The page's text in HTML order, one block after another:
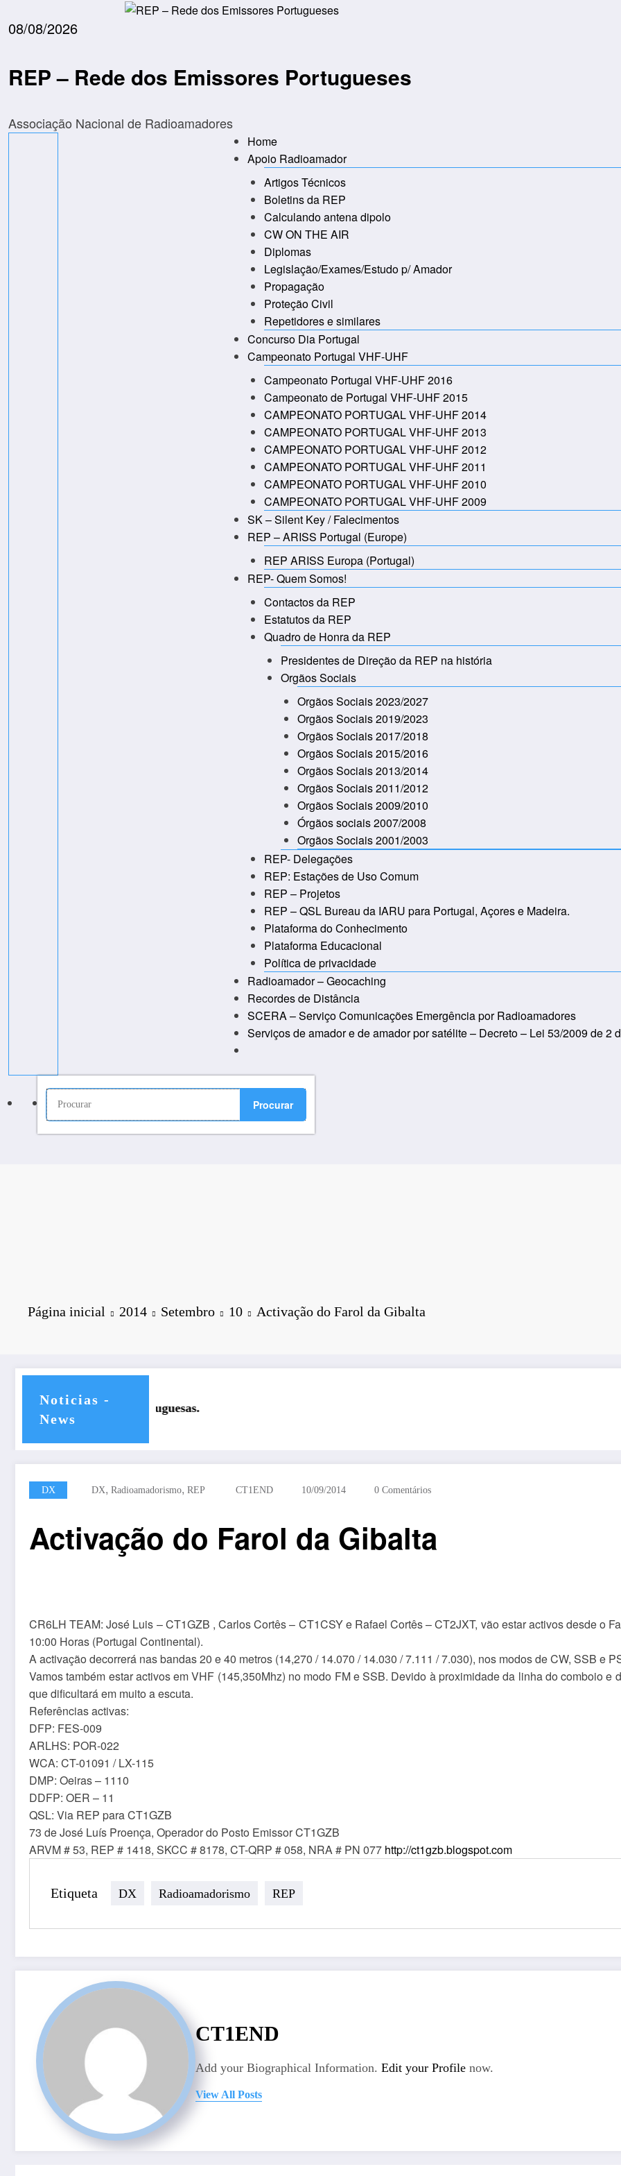
para08/08/2026
REP – Rede dos Emissores Portugueses
Associação Nacional de Radioamadores
Home
Apoio Radioamador
Artigos Técnicos
Boletins da REP
Calculando antena dipolo
CW ON THE AIR
Diplomas
Legislação/Exames/Estudo p/ Amador
Propagação
Proteção Civil
Repetidores e similares
Concurso Dia Portugal
Campeonato Portugal VHF-UHF
Campeonato Portugal VHF-UHF 2016
Campeonato de Portugal VHF-UHF 2015
CAMPEONATO PORTUGAL VHF-UHF 2014
CAMPEONATO PORTUGAL VHF-UHF 2013
CAMPEONATO PORTUGAL VHF-UHF 2012
CAMPEONATO PORTUGAL VHF-UHF 2011
CAMPEONATO PORTUGAL VHF-UHF 2010
CAMPEONATO PORTUGAL VHF-UHF 2009
SK – Silent Key / Falecimentos
REP – ARISS Portugal (Europe)
REP ARISS Europa (Portugal)
REP- Quem Somos!
Contactos da REP
Estatutos da REP
Quadro de Honra da REP
Presidentes de Direção da REP na história
Orgãos Sociais
Orgãos Sociais 2023/2027
Orgãos Sociais 2019/2023
Orgãos Sociais 2017/2018
Orgãos Sociais 2015/2016
Orgãos Sociais 2013/2014
Orgãos Sociais 2011/2012
Orgãos Sociais 2009/2010
Órgãos sociais 2007/2008
Orgãos Sociais 2001/2003
REP- Delegações
REP: Estações de Uso Comum
REP – Projetos
REP – QSL Bureau da IARU para Portugal, Açores e Madeira.
Plataforma do Conhecimento
Plataforma Educacional
Política de privacidade
Radioamador – Geocaching
Recordes de Distância
SCERA – Serviço Comunicações Emergência por Radioamadores
Serviços de amador e de amador por satélite – Decreto – Lei 53/2009 de
Página inicial 2014 Setembro 10 Activação do Farol da Gibalta
Noticias -
News
REP nas comemorações dos 60 anos da Ponte 25 abril – CR60A
DX DX, Radioamadorismo, REP CT1END 10/09/2014 0 Comentários
Activação do Farol da Gibalta
CR6LH TEAM: José Luis – CT1GZB , Carlos Cortês – CT1CSY e Rafael Cortês – CT2JXT, vão estar activos desde o
10:00 Horas (Portugal Continental).
A activação decorrerá nas bandas 20 e 40 metros (14,270 / 14.070 / 14.030 / 7.111 / 7.030), nos modos de CW, SSB e
Vamos também estar activos em VHF (145,350Mhz) no modo FM e SSB. Devido à proximidade da linha do comboio e
que dificultará em muito a escuta.
Referências activas:
DFP: FES-009
ARLHS: POR-022
WCA: CT-01091 / LX-115
DMP: Oeiras – 1110
DDFP: OER – 11
QSL: Via REP para CT1GZB
73 de José Luís Proença, Operador do Posto Emissor CT1GZB
ARVM # 53, REP # 1418, SKCC # 8178, CT-QRP # 058, NRA # PN 077 http://ct1gzb.blogspot.com
Etiqueta DX Radioamadorismo REP
CT1END
Add your Biographical Information. Edit your Profile now.
View All Posts